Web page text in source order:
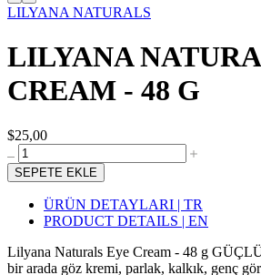
LILYANA NATURALS
LILYANA
CREAM - 48 G
$25,00
SEPETE EKLE
ÜRÜN DETAYLARI | TR
PRODUCT DETAILS | EN
Lilyana Naturals Eye Cream - 48 g
bir arada göz kremi, parlak, kalkık, genç